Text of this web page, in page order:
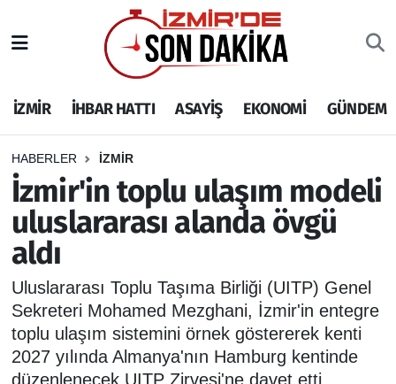
İZMİR İHBAR HATTI ASAYİŞ EKONOMİ GÜNDEM
HABERLER İZMİR
İzmir'in toplu ulaşım modeli
uluslararası alanda övgü
aldı
Uluslararası Toplu Taşıma Birliği (UITP) Genel
Sekreteri Mohamed Mezghani, İzmir'in entegre
toplu ulaşım sistemini örnek göstererek kenti
2027 yılında Almanya'nın Hamburg kentinde
düzenlenecek UITP Zirvesi'ne davet etti.
İHBAR HATTI
DEPREM
GENEL
EKONOMİ
SİYASET
SPOR
İzmir Nöbetçi Eczaneler
İzmir Hava Durumu
İzmir Namaz Vakitleri
İzmir Trafik Yoğunluk Haritası
Puan Durumu ve Fikstür
Tüm Manşetler
Son Dakika Haberleri